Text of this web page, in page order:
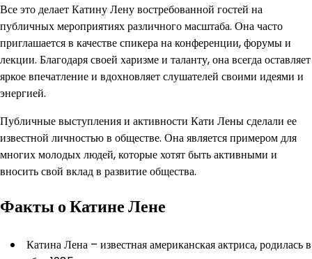
Все это делает Катину Лену востребованной гостей на
публичных мероприятиях различного масштаба. Она часто
приглашается в качестве спикера на конференции, форумы и
лекции. Благодаря своей харизме и таланту, она всегда оставляет
яркое впечатление и вдохновляет слушателей своими идеями и
энергией.
Публичные выступления и активности Кати Лены сделали ее
известной личностью в обществе. Она является примером для
многих молодых людей, которые хотят быть активными и
вносить свой вклад в развитие общества.
Факты о Катине Лене
Катина Лена – известная американская актриса, родилась в